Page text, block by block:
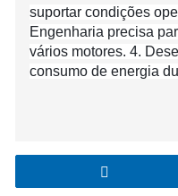
suportar condições
Engenharia precisa
vários motores. 4.
consumo de energia